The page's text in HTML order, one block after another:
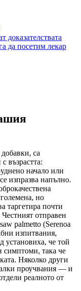
доказателствата
да посетим лекар
са
възрастта:
начало или
изпразва напълно.
но
таргетира почти
Честният отправен
palmetto (Serenoa
изпитвания,
установиха, че той
симптоми, така че
Няколко други
проучвания — и
реалното от